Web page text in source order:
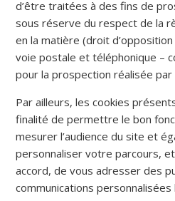
d’être traitées à des fins de
sous réserve du respect de la
en la matière (droit
voie postale et téléphonique –
pour la prospection réalisée
Par ailleurs, les cookies
finalité de permettre le bon
mesurer l’audience du site et
personnaliser votre parcours,
accord, de vous adresser des
communications